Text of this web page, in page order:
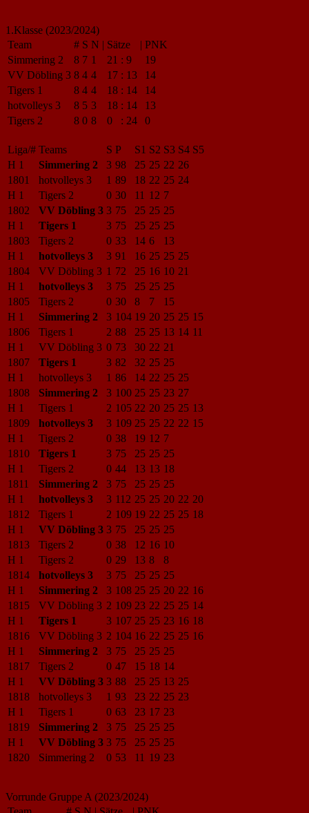
1.Klasse (2023/2024)
Team
# S N | Sätze | PNK
Simmering 2
8 7 1 21 : 9
19
VV Döbling 3 8 4 4 17 : 13
14
Tigers 1
8 4 4 18 : 14
14
hotvolleys 3
8 5 3 18 : 14
13
Tigers 2
8 0 8 0 : 24 0
Liga/# Teams S P S1 S2 S3 S4 S5
H 1
Simmering 2 3 98 25 25 22 26
1801
hotvolleys 3 1 89 18 22 25 24
H 1
Tigers 2 0 30 11 12 7
1802
VV Döbling 3 3 75 25 25 25
H 1
Tigers 1 3 75 25 25 25
1803
Tigers 2 0 33 14 6
13
H 1
hotvolleys 3 3 91 16 25 25 25
1804
VV Döbling 3 1 72 25 16 10 21
H 1
hotvolleys 3 3 75 25 25 25
1805
Tigers 2 0 30 8 7
15
H 1
Simmering 2 3 104 19 20 25 25 15
1806
Tigers 1 2 88 25 25 13 14 11
H 1
VV Döbling 3 0 73 30 22 21
1807
Tigers 1 3 82 32 25 25
H 1
hotvolleys 3 1 86 14 22 25 25
1808
Simmering 2 3 100 25 25 23 27
H 1
Tigers 1 2 105 22 20 25 25 13
1809
hotvolleys 3 3 109 25 25 22 22 15
H 1
Tigers 2 0 38 19 12 7
1810
Tigers 1 3 75 25 25 25
H 1
Tigers 2 0 44 13 13 18
1811
Simmering 2 3 75 25 25 25
H 1
hotvolleys 3 3 112 25 25 20 22 20
1812
Tigers 1 2 109 19 22 25 25 18
H 1
VV Döbling 3 3 75 25 25 25
1813
Tigers 2 0 38 12 16 10
H 1
Tigers 2 0 29 13 8
8
1814
hotvolleys 3 3 75 25 25 25
H 1
Simmering 2 3 108 25 25 20 22 16
1815
VV Döbling 3 2 109 23 22 25 25 14
H 1
Tigers 1 3 107 25 25 23 16 18
1816
VV Döbling 3 2 104 16 22 25 25 16
H 1
Simmering 2 3 75 25 25 25
1817
Tigers 2 0 47 15 18 14
H 1
VV Döbling 3 3 88 25 25 13 25
1818
hotvolleys 3 1 93 23 22 25 23
H 1
Tigers 1 0 63 23 17 23
1819
Simmering 2 3 75 25 25 25
H 1
VV Döbling 3 3 75 25 25 25
1820
Simmering 2 0 53 11 19 23
Vorrunde Gruppe A (2023/2024)